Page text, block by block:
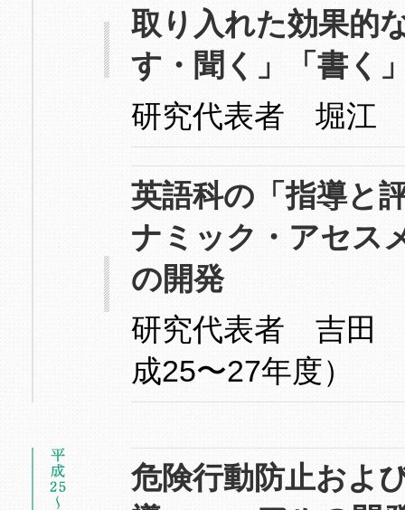
取り入れた効果的
す・聞く」「書く
研究代表者 堀江
英語科の「指導と
ナミック・アセス
の開発
研究代表者 吉
成25〜27年度）
危険行動防止およ